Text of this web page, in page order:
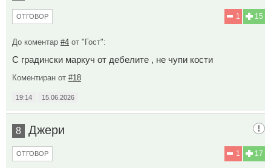
15
1
ОТГОВОР
До коментар #4 от "Гост":
С градински маркуч от дебелите , не чупи кости
Коментиран от #18
19:14 15.06.2026
8 Джери
17
1
ОТГОВОР